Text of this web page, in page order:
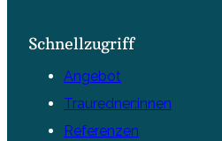
Schnellzugriff
Angebot
Trauredner:innen
Referenzen